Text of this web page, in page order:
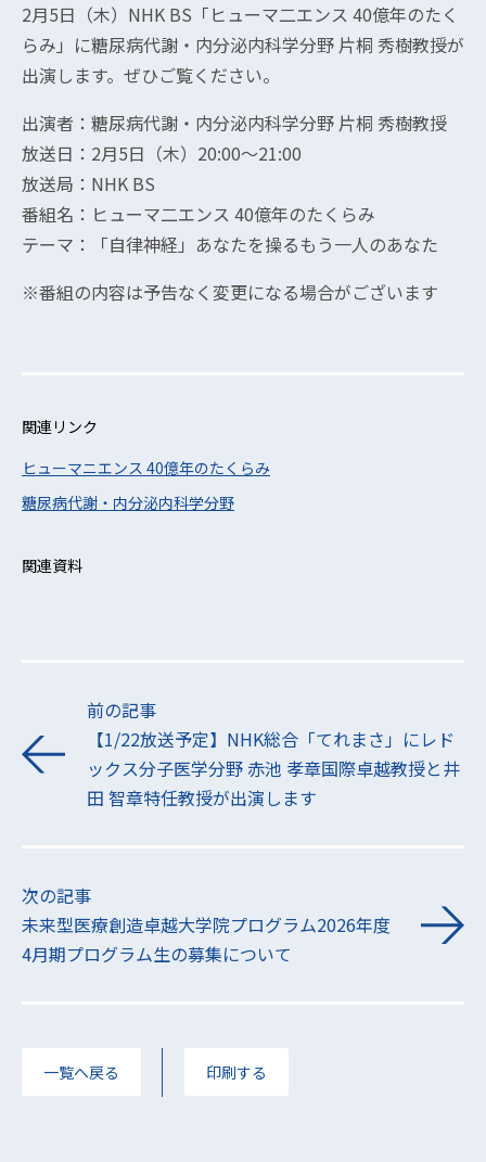
2月5日（木）NHK BS「ヒューマ二エンス 40億年のたく
らみ」に糖尿病代謝・内分泌内科学分野 片桐 秀樹教授が
出演します。ぜひご覧ください。
出演者：糖尿病代謝・内分泌内科学分野 片桐 秀樹教授
放送日：2月5日（木）20:00〜21:00
放送局：NHK BS
番組名：ヒューマ二エンス 40億年のたくらみ
テーマ：「自律神経」あなたを操るもう一人のあなた
※番組の内容は予告なく変更になる場合がございます
関連リンク
ヒューマニエンス 40億年のたくらみ
糖尿病代謝・内分泌内科学分野
関連資料
前の記事
【1/22放送予定】NHK総合「てれまさ」にレド
ックス分子医学分野 赤池 孝章国際卓越教授と井
田 智章特任教授が出演します
次の記事
未来型医療創造卓越大学院プログラム2026年度
4月期プログラム生の募集について
一覧へ戻る 印刷する